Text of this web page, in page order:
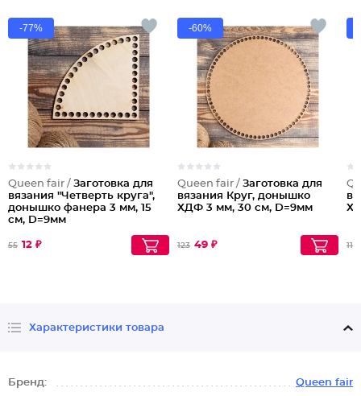
-77%
Queen fair / Заготовка для
вязания "Четверть круга",
донышко фанера 3 мм, 15
см, D=9мм
55 12 ₽
-60%
Queen fair / Заготовка для
вязания Круг, донышко
ХДФ 3 мм, 30 см, D=9мм
123 49 ₽ 112
Характеристики товара
Бренд: Queen fair